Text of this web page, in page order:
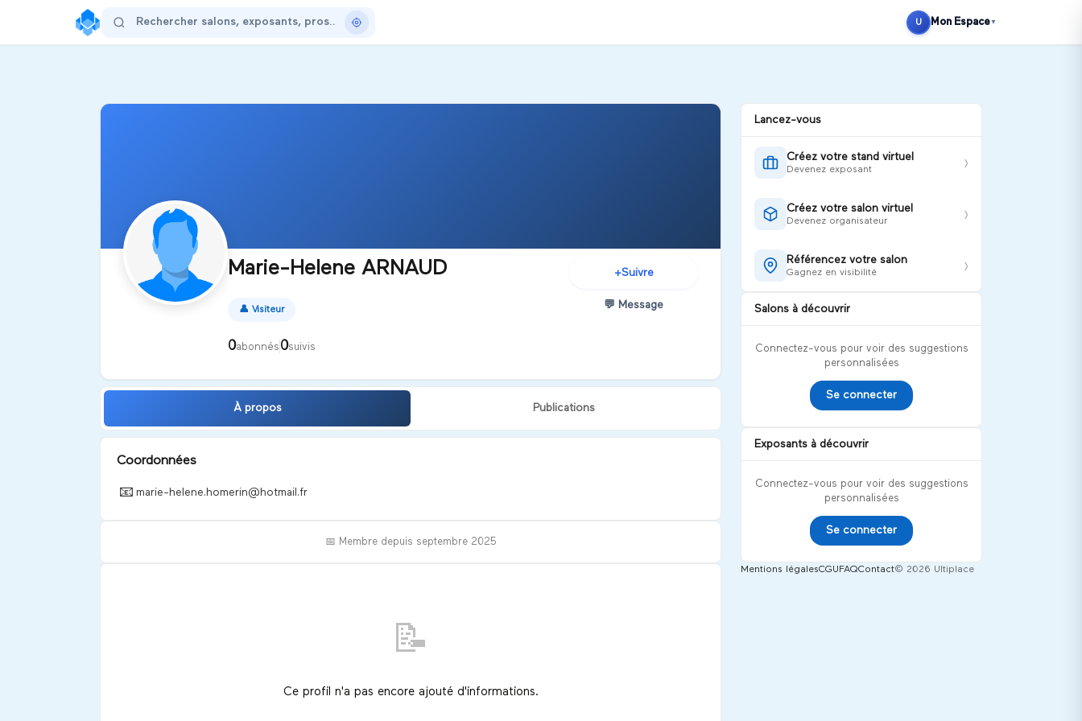
S'inscrire
U Mon Espace ▼
Marie-Helene ARNAUD
👤 Visiteur
0abonnés 0suivis
+Suivre
💬 Message
À propos Publications
Coordonnées
📧 marie-helene.homerin@hotmail.fr
📅 Membre depuis septembre 2025
📝
Ce profil n'a pas encore ajouté d'informations.
Lancez-vous
Créez votre stand virtuel
Devenez exposant ›
Créez votre salon virtuel
Devenez organisateur ›
Référencez votre salon
Gagnez en visibilité ›
Salons à découvrir
Connectez-vous pour voir des suggestions
personnalisées
Se connecter
Exposants à découvrir
Connectez-vous pour voir des suggestions
personnalisées
Se connecter
Mentions légalesCGU FAQContact© 2026 Ultiplace